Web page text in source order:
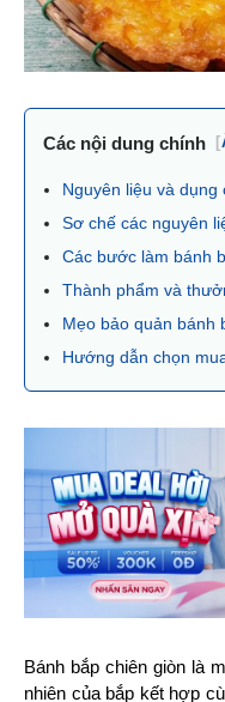
Các nội dung chính [
Nguyên liệu và dụng
Sơ chế các nguyên
Các bước làm bánh
Thành phẩm và
Mẹo bảo quản bánh
Hướng dẫn chọn
Bánh bắp chiên giòn là
nhiên của bắp kết hợp